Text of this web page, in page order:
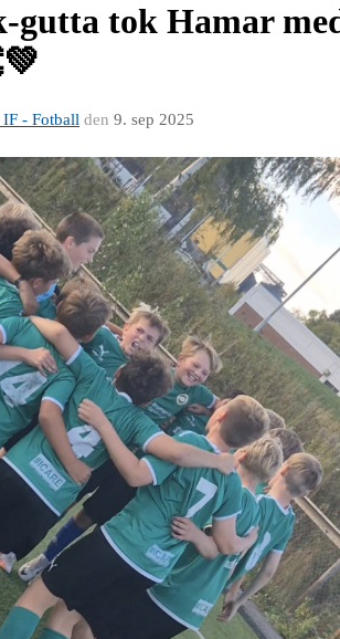
gutta tok Hamar
- Fotball den 9. sep 2025